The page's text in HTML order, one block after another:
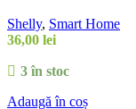
Shelly, Smart Home
36,00 lei
3 în stoc
Adaugă în coș